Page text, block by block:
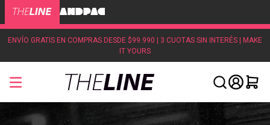
ENVÍO GRATIS EN COMPRAS DESDE $99.990 | 3 CUOTAS SIN INTERÉS | MAKE
IT YOURS